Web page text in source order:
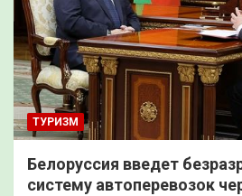
ТУРИЗМ
Белоруссия введет
систему автоперевозок